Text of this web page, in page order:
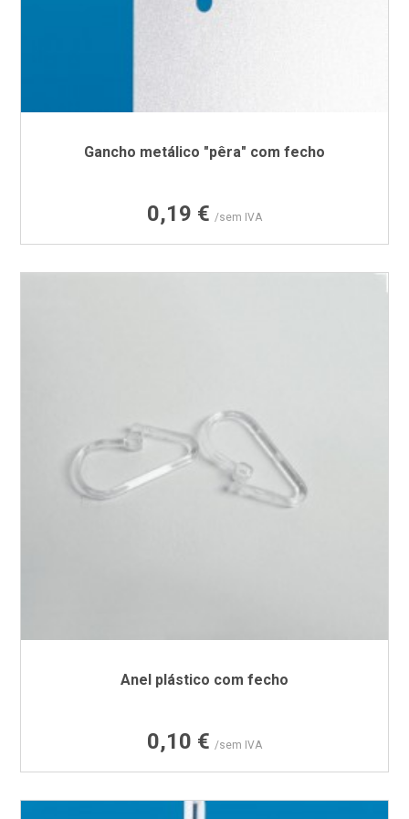
Gancho metálico "pêra" com fecho
Preço
0,19 € /sem IVA
Anel plástico com fecho
Preço
0,10 € /sem IVA